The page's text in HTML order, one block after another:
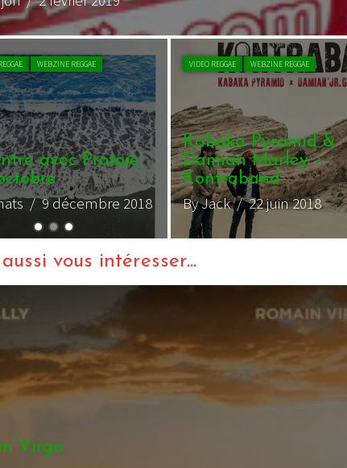
VIDEO REGGAE WEBZINE REGGAE
Kabaka Pyramid &
Damian Marley –
Kontraband
By Jack/ 22 juin 2018
Romain
By
vous intéresser...
Virgo